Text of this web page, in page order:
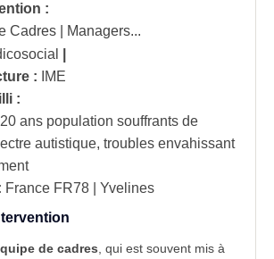
:
Cadres | Managers...
:
IME
:
ans population souffrants de
autistique, troubles envahissant
France FR78 | Yvelines
de cadres , qui est souvent mis à